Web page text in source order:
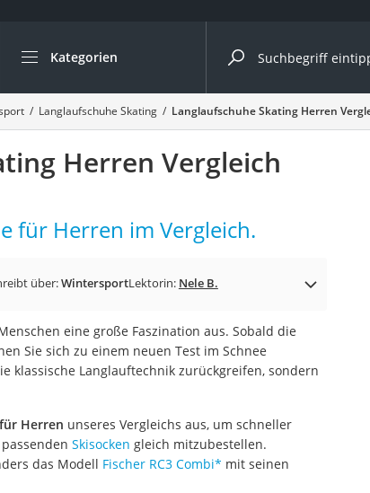
Kategorien
Die beliebtesten Vergleiche nach Kategorie
& Sport
Metalldetektor
366 cm
Bike
Trekkingschuhe Herren
Reisetasche mit Rollen
Klimmzugstation
Langlaufschuhe Skating Langlaufschuhe Skating Herren
Herren Vergleich
für Herren im Vergleich.
über:WintersportLektorin: Nele B.
eine große Faszination aus. Sobald die
Sie sich zu einem neuen Test im Schnee
klassische Langlauftechnik zurückgreifen, sondern
Herren unseres Vergleichs aus, um schneller
Skisocken gleich mitzubestellen.
das Modell Fischer RC3 Combi* mit seinen